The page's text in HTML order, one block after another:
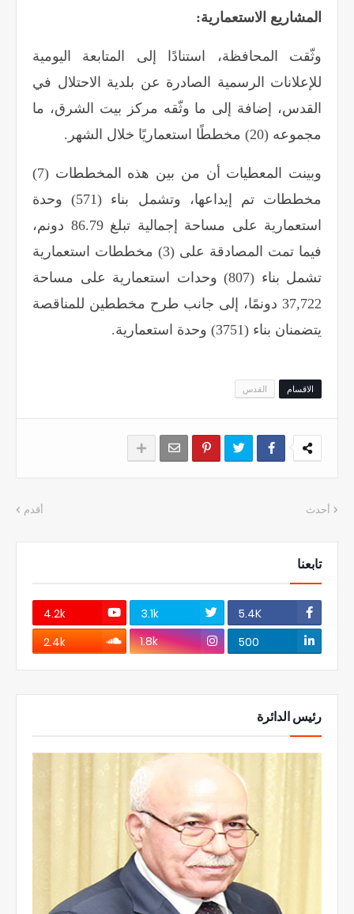
المشاريع الاستعمارية:
وثّقت المحافظة، استنادًا إلى المتابعة اليومية
للإعلانات الرسمية الصادرة عن بلدية الاحتلال في
القدس، إضافة إلى ما وثّقه مركز بيت الشرق، ما
مجموعه (20) مخططًا استعماريًا خلال الشهر
.
وبينت المعطيات أن من بين هذه المخططات (7)
مخططات تم إيداعها، وتشمل بناء (571) وحدة
استعمارية على مساحة إجمالية تبلغ 86.79 دونم،
فيما تمت المصادقة على (3) مخططات استعمارية
تشمل بناء (807) وحدات استعمارية على مساحة
37,722 دونمًا، إلى جانب طرح مخططين للمناقصة
يتضمنان بناء (3751) وحدة استعمارية
.
الاقسام القدس
أحدث أقدم
تابعنا
5.4K
3.1k
4.2k
500
1.8k
2.4k
رئيس الدائرة